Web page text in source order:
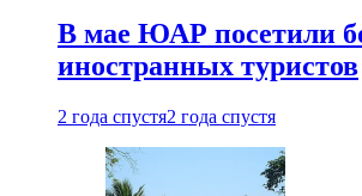
В мае ЮАР посетили
иностранных туристов
2 года спустя2 года спустя